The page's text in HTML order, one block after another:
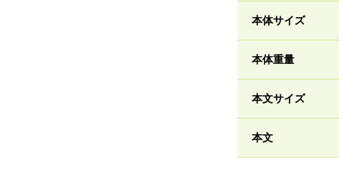
本体サイズ
本体重量
本文サイズ
本文